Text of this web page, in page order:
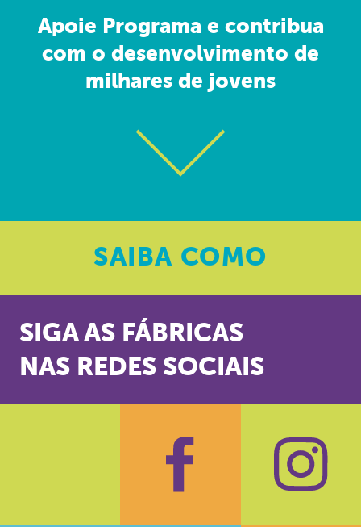
Apoie Programa e contribua
com o desenvolvimento de
milhares de jovens
SAIBA COMO
SIGA AS FÁBRICAS
NAS REDES SOCIAIS